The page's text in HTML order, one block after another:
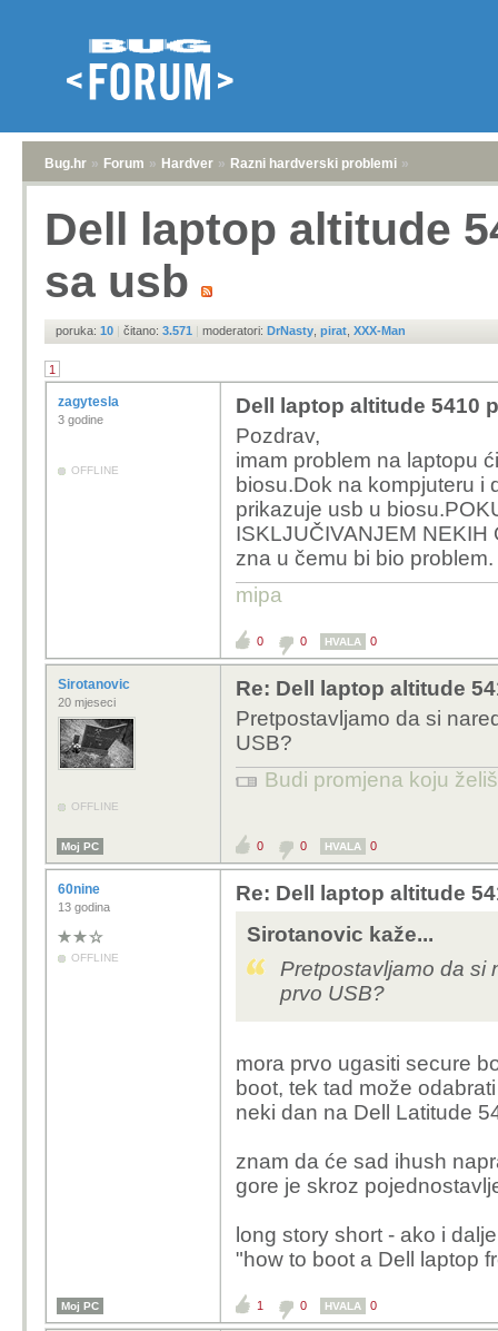
Bug.hr » Forum » Hardver » Razni hardverski problemi »
Dell laptop altitude
sa usb
poruka: 10 | čitano: 3.571 | moderatori: DrNasty pirat XXX-Man
1
zagytesla
3 godine
OFFLINE
Dell laptop altitude 5410
Pozdrav,
imam problem na laptopu
biosu.Dok na kompjuteru i
prikazuje usb u
ISKLJUČIVANJEM NEKIH
zna u čemu bi bio problem.
mipa
0 0 HVALA 0
Sirotanovic
20 mjeseci
OFFLINE
Re: Dell laptop altitude
Pretpostavljamo da si
USB?
Budi promjena koju
Moj PC 0 0 HVALA 0
60nine
13 godina
OFFLINE
Re: Dell laptop altitude
Sirotanovic kaže...
Pretpostavljamo da si
prvo USB?
mora prvo ugasiti secure
boot, tek tad može
neki dan na Dell Latitude
znam da će sad ihush
gore je skroz
long story short - ako i
"how to boot a Dell laptop
Moj PC 1 0 HVALA 0